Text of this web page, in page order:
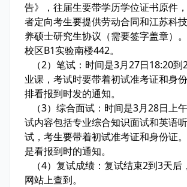
告》，往届生要带学历学位证书原件
者定向考生要提供劳动合同和江苏科
养硕士研究生协议（需要签字盖章）
校区B1实验南楼442。
（2）笔试：时间是3月27日18:20到
业课，考试时要带着初试准考证和身
排看报到时发的通知。
（3）综合面试：时间是3月28日上
试内容包括专业综合知识面试和英语
试，考生要带着初试准考证和身份证
是看报到时的通知。
（4）复试成绩：复试结束2到3天后
网站上查到。